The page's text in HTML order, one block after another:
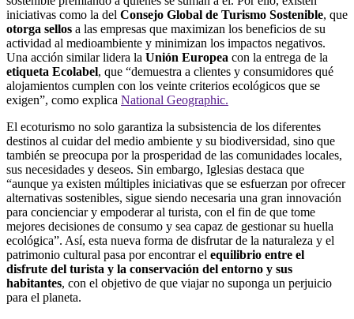
iniciativas como la del Consejo Global de Turismo Sostenible, que
otorga sellos a las empresas que maximizan los beneficios de su
actividad al medioambiente y minimizan los impactos negativos.
Una acción similar lidera la Unión Europea con la entrega de la
etiqueta Ecolabel, que “demuestra a clientes y consumidores qué
alojamientos cumplen con los veinte criterios ecológicos que se
exigen”, como explica National Geographic.
El ecoturismo no solo garantiza la subsistencia de los diferentes
destinos al cuidar del medio ambiente y su biodiversidad, sino que
también se preocupa por la prosperidad de las comunidades locales,
sus necesidades y deseos. Sin embargo, Iglesias destaca que
“aunque ya existen múltiples iniciativas que se esfuerzan por ofrecer
alternativas sostenibles, sigue siendo necesaria una gran innovación
para concienciar y empoderar al turista, con el fin de que tome
mejores decisiones de consumo y sea capaz de gestionar su huella
ecológica”. Así, esta nueva forma de disfrutar de la naturaleza y el
patrimonio cultural pasa por encontrar el equilibrio entre el
disfrute del turista y la conservación del entorno y sus
habitantes, con el objetivo de que viajar no suponga un perjuicio
para el planeta.